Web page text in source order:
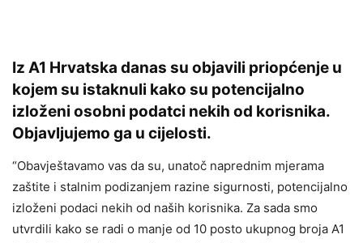
Iz A1 Hrvatska danas su objavili priopćenje u
kojem su istaknuli kako su potencijalno
izloženi osobni podatci nekih od korisnika.
Objavljujemo ga u cijelosti.
“Obavještavamo vas da su, unatoč naprednim mjerama
zaštite i stalnim podizanjem razine sigurnosti, potencijalno
izloženi podaci nekih od naših korisnika. Za sada smo
utvrdili kako se radi o manje od 10 posto ukupnog broja A1